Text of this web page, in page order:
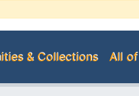
& Collections All